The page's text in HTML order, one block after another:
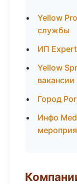
Yellow
службы
ИП
Yellow
вакансии
Город
Инфо